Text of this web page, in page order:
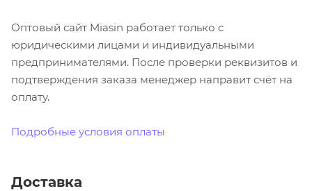
Оптовый сайт Miasin работает только с
юридическими лицами и индивидуальными
предпринимателями. После проверки реквизитов и
подтверждения заказа менеджер направит счёт на
оплату.
Подробные условия оплаты
Доставка